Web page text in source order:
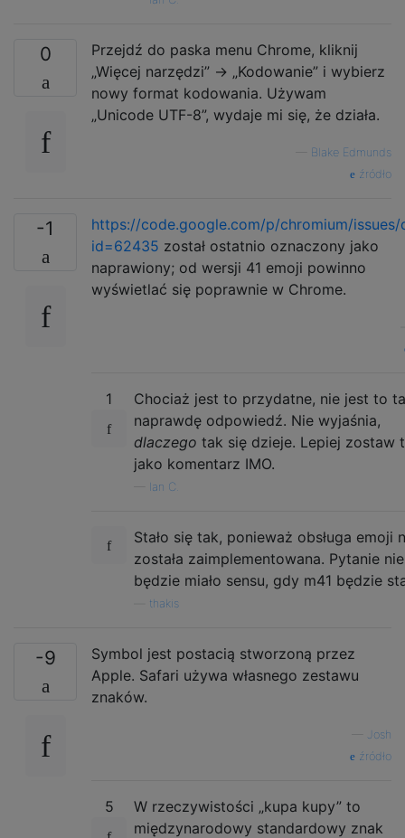
0
Przejdź do paska menu Chrome, kliknij
„Więcej narzędzi” → „Kodowanie” i wybierz
nowy format kodowania. Używam
„Unicode UTF-8”, wydaje mi się, że działa.
Blake Edmunds
źródło
-1
https://code.google.com/p/chromium/issues/
id=62435 został ostatnio oznaczony jako
naprawiony; od wersji 41 emoji powinno
wyświetlać się poprawnie w Chrome.
1
Chociaż jest to przydatne, nie jest to
naprawdę odpowiedź. Nie wyjaśnia,
dlaczego tak się dzieje. Lepiej zostaw
jako komentarz IMO.
Ian C.
Stało się tak, ponieważ obsługa emoji
została zaimplementowana. Pytanie nie
będzie miało sensu, gdy m41 będzie
thakis
-9
Symbol jest postacią stworzoną przez
Apple. Safari używa własnego zestawu
znaków.
Josh
źródło
5
W rzeczywistości „kupa kupy” to
międzynarodowy standardowy znak